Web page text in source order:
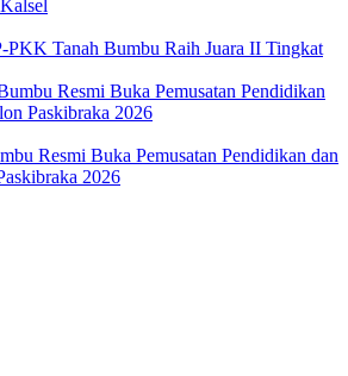
PKK Tanah Bumbu Raih Juara II Tingkat
Resmi Buka Pemusatan Pendidikan dan
2026